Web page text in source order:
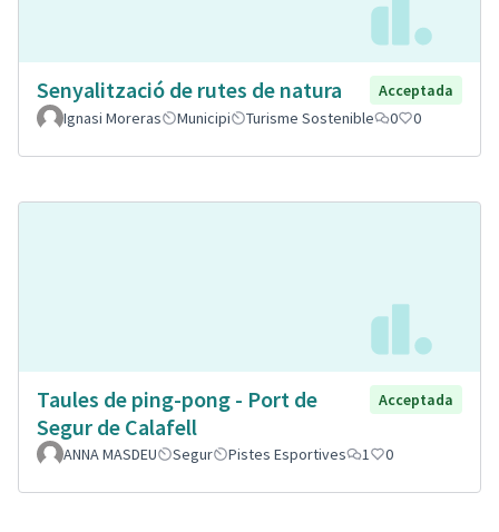
Senyalització de rutes de natura
Acceptada
Ignasi Moreras
Municipi Turisme Sostenible 0 0
Taules de ping-pong - Port de
Segur de Calafell
Acceptada
ANNA MASDEU Segur Pistes Esportives 1 0